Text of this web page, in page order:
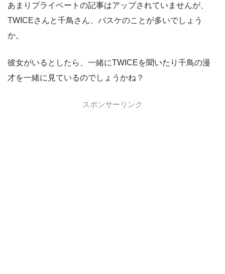
あまりプライベートの記事はアップされていませんが、
TWICEさんと千鳥さん、バスケのことが多いでしょう
か。
彼女がいるとしたら、一緒にTWICEを聞いたり千鳥の漫
才を一緒に見ているのでしょうかね？
スポンサーリンク